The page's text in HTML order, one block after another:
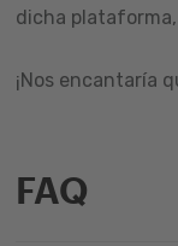
dicha
¡Nos encantaría
FAQ